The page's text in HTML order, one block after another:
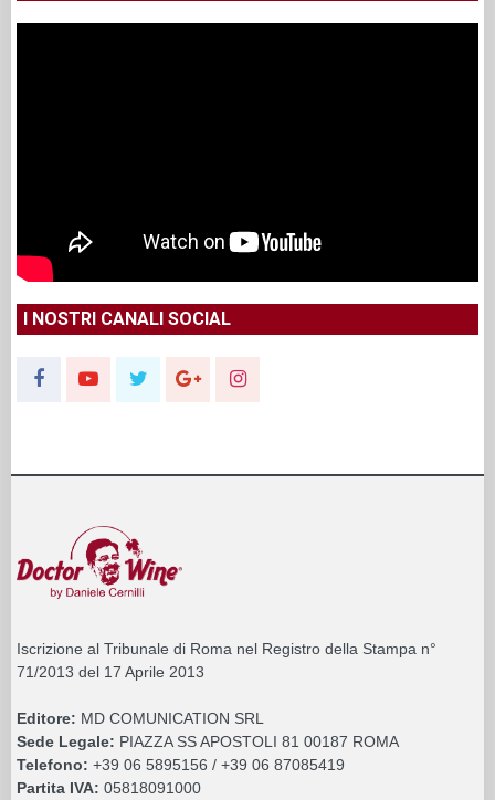
I NOSTRI CANALI SOCIAL
Iscrizione al Tribunale di Roma nel Registro della Stampa n°
71/2013 del 17 Aprile 2013
Editore: MD COMUNICATION SRL
Sede Legale: PIAZZA SS APOSTOLI 81 00187 ROMA
Telefono: +39 06 5895156 / +39 06 87085419
Partita IVA: 05818091000